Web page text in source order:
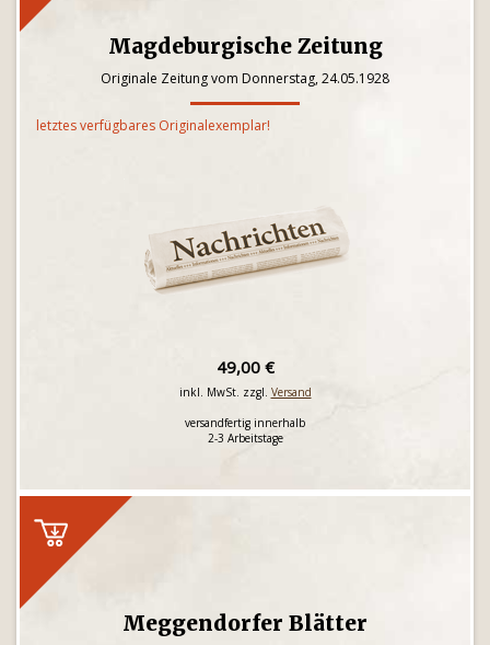
Magdeburgische Zeitung
Originale Zeitung vom Donnerstag, 24.05.1928
letztes verfügbares Originalexemplar!
49,00 €
inkl. MwSt. zzgl. Versand
versandfertig innerhalb
2-3 Arbeitstage
Meggendorfer Blätter